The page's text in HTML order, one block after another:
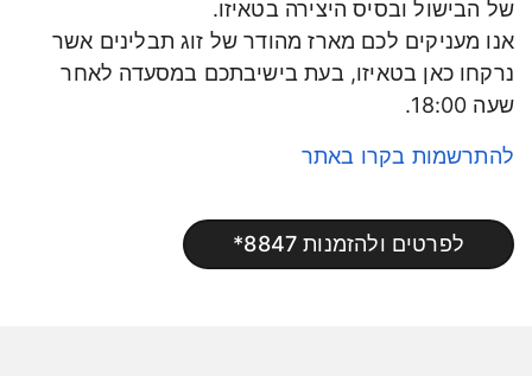
של הבישול ובסיס היצירה בטאיזו.
אנו מעניקים לכם מארז מהודר של זוג תבלינים אשר
נרקחו כאן בטאיזו, בעת בישיבתכם במסעדה לאחר
שעה 18:00.
להתרשמות בקרו באתר
לפרטים ולהזמנות 8847*